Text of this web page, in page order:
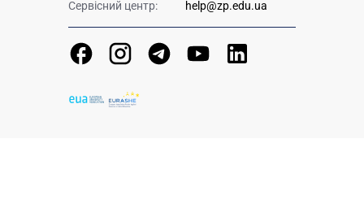
Сервісний центр: help@zp.edu.ua